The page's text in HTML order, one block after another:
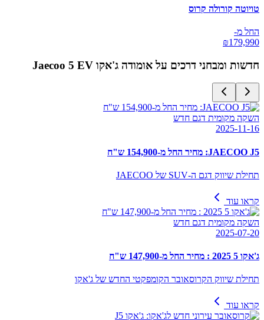
טויוטה קורולה קרוס
החל מ-
₪179,990
חדשות ומבחני דרכים עלאומודה ג'אקו Jaecoo 5 EV
השקה מקומית דגם חדש
2025-11-16
JAECOO J5: מחיר החל מ-154,900 ש"ח
תחילת שיווק דגם ה-SUV של JAECOO
קראו עוד
השקה מקומית דגם חדש
2025-07-20
ג'אקו 5 2025 : מחיר החל מ-147,900 ש"ח
תחילת שיווק הקרוסאובר הקומפקטי החדש של ג'אקו
קראו עוד